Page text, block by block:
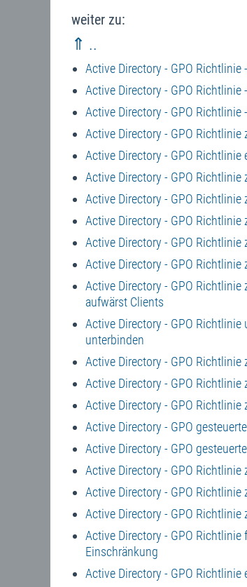
weiter zu:
⇑ ..
Active Directory - GPO
Active Directory - GPO
Active Directory - GPO
Active Directory - GPO
Active Directory - GPO
Active Directory - GPO
Active Directory - GPO
Active Directory - GPO
Active Directory - GPO
Active Directory - GPO
Active Directory - GPO
aufwärst Clients
Active Directory - GPO
unterbinden
Active Directory - GPO
Active Directory - GPO
Active Directory - GPO
Active Directory - GPO
Active Directory - GPO
Active Directory - GPO Richtlinie
Active Directory - GPO Richtlinie
Active Directory - GPO
Active Directory - GPO
Einschränkung
Active Directory - GPO